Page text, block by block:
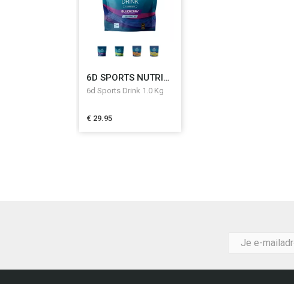
6D SPORTS NUTRITION
6d Sports Drink 1.0 Kg
€ 29.95